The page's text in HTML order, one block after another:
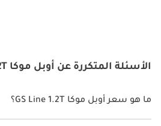
الأسئلة المتكررة عن أوبل موكا GS Line 1.2T
ما هو سعر أوبل موكا GS Line 1.2T؟
سعر أوبل موكا GS Line 1.2T هو درهم 112,900.